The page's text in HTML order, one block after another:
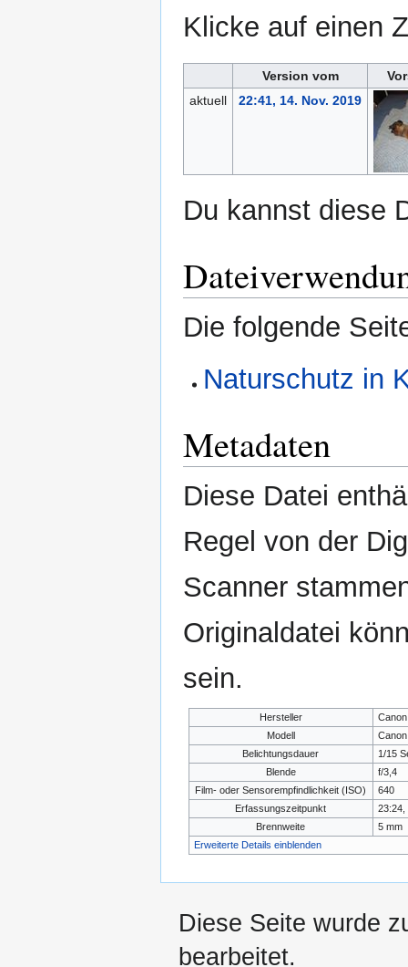
Klicke auf einen
Version vom
aktuell
22:41, 14. Nov. 2019
Du kannst diese
Die folgende
Naturschutz in
Metadaten
Diese Datei
Regel von der
Scanner
Originaldatei
sein.
Hersteller
Canon
Modell
Belichtungsdauer
1/15
Blende
f/3,4
Film- oder Sensorempfindlichkeit (ISO)
640
Erfassungszeitpunkt
23:24,
Brennweite
5 mm
Erweiterte Details einblenden
Diese Seite wurde
bearbeitet.